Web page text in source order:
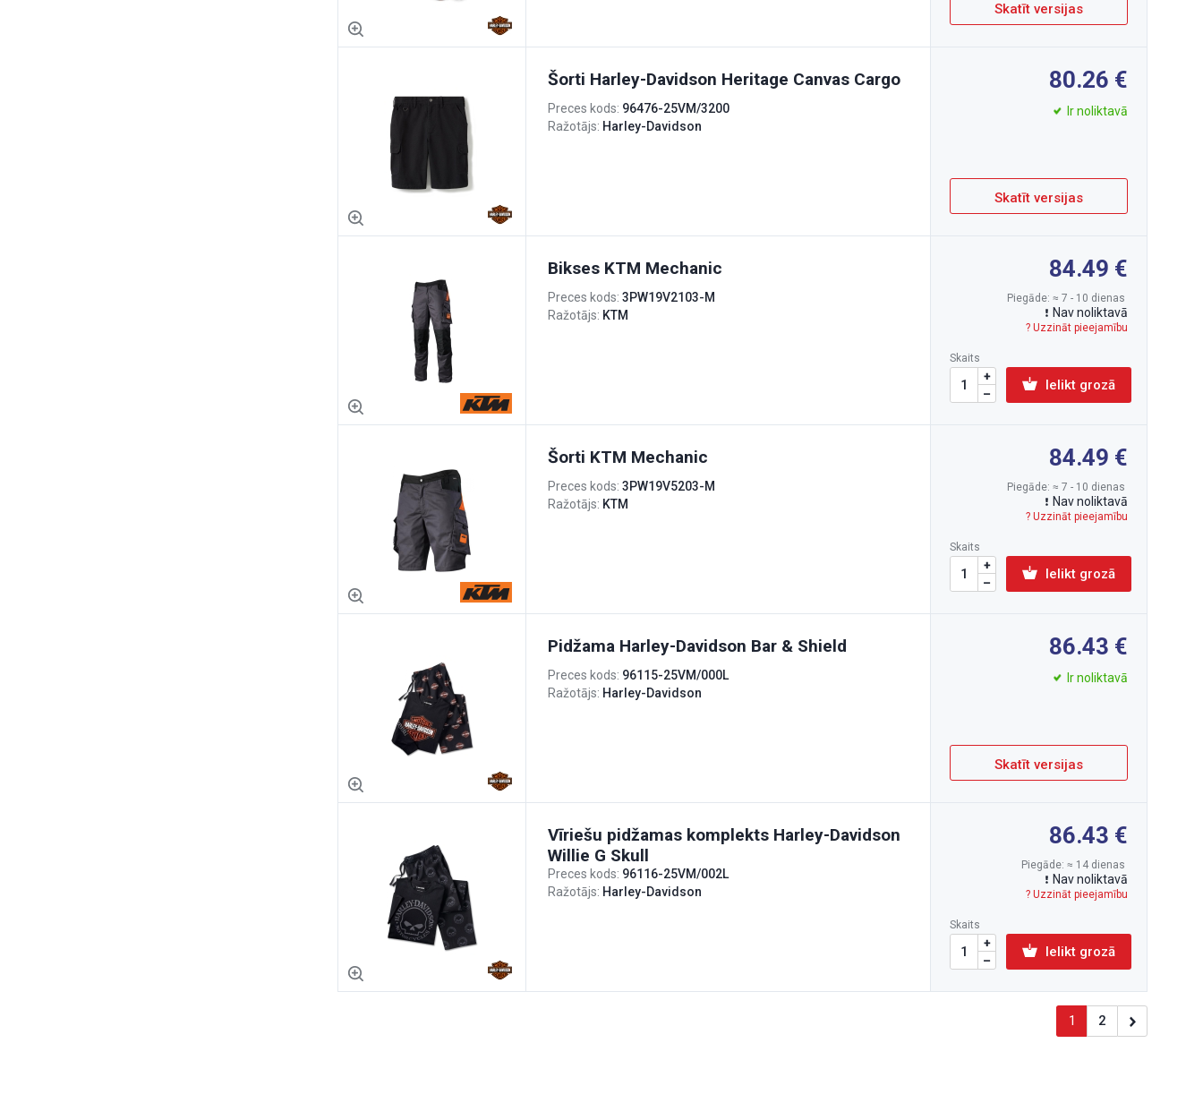
Skatīt versijas
Šorti Harley-Davidson Heritage Canvas Cargo
Preces kods: 96476-25VM/3200
Ražotājs: Harley-Davidson
80.26
Ir noliktavā
Skatīt versijas
Bikses KTM Mechanic
Preces kods: 3PW19V2103-M
Ražotājs: KTM
84.49
Piegāde: ≈ 7 - 10 dienas
Nav noliktavā
? Uzzināt pieejamību
Skaits
Ielikt grozā
Šorti KTM Mechanic
Preces kods: 3PW19V5203-M
Ražotājs: KTM
84.49
Piegāde: ≈ 7 - 10 dienas
Nav noliktavā
? Uzzināt pieejamību
Skaits
Ielikt grozā
Pidžama Harley-Davidson Bar & Shield
Preces kods: 96115-25VM/000L
Ražotājs: Harley-Davidson
86.43
Ir noliktavā
Skatīt versijas
Vīriešu pidžamas komplekts Harley-Davidson
Willie G Skull
Preces kods: 96116-25VM/002L
Ražotājs: Harley-Davidson
86.43
Piegāde: ≈ 14 dienas
Nav noliktavā
? Uzzināt pieejamību
Skaits
Ielikt grozā
1 2